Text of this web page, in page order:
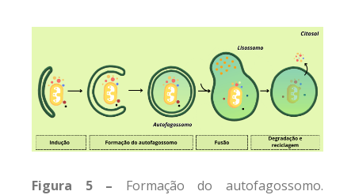
Figura 5 – Formação do autofagossomo.